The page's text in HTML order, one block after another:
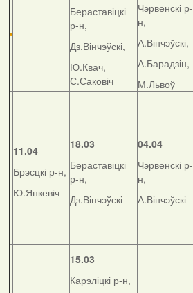
Бераставіцкі
р-н,
Дз.Вінчэўскі,
Ю.Квач,
С.Саковіч
Чэрвенскі р-
н,
А.Вінчэўскі,
А.Барадзін,
М.Львоў
11.04
Брэсцкі р-н,
Ю.Янкевіч
18.03
Бераставіцкі
р-н,
Дз.Вінчэўскі
04.04
Чэрвенскі р-
н,
А.Вінчэўскі
15.03
Карэліцкі р-н,